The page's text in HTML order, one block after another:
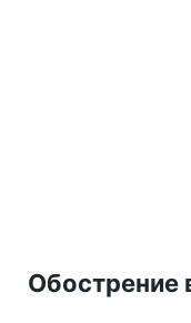
Обострение